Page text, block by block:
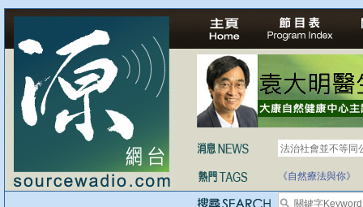
法治社會並不等同
《自然療法與你》